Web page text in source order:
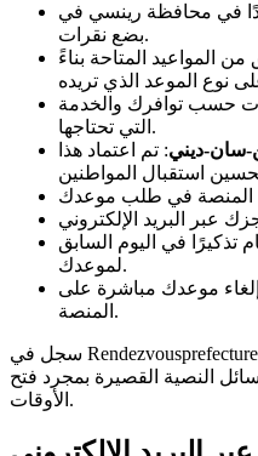
في محافظة رينسي في
بضع نقرات.
المواعيد المتاحة بناءً
حسب توافرك والخدمة
التي تحتاجها.
سان-ديني: تم اعتماد هذا
تذكيرًا في اليوم السابق
لموعدك.
موعدك مباشرة على
المنصة.
سجل في Rendezvousprefecture.com واحصل على إشعارات
النصية القصيرة بمجرد فتح
الأوقات.